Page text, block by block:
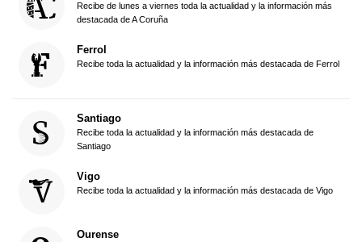
Recibe de lunes a viernes toda la actualidad y la información más
destacada de A Coruña
Ferrol
Recibe toda la actualidad y la información más destacada de Ferrol
Santiago
Recibe toda la actualidad y la información más destacada de
Santiago
Vigo
Recibe toda la actualidad y la información más destacada de Vigo
Ourense